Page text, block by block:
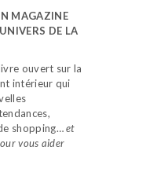
MAGAZINE
DE LA
ouvert sur la
intérieur qui
shopping…et
vous aider